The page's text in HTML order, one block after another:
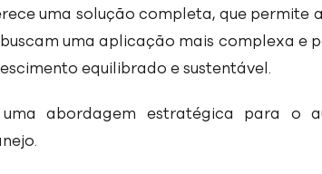
uma solução completa, que permite
uma aplicação mais complexa
equilibrado e sustentável.
abordagem estratégica para o